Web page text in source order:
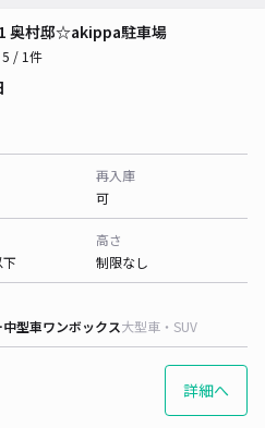
奥村邸☆akippa駐車場
5 / 1件
再入庫
可
高さ
制限なし
中型車ワンボックス大型車・SUV
詳細へ